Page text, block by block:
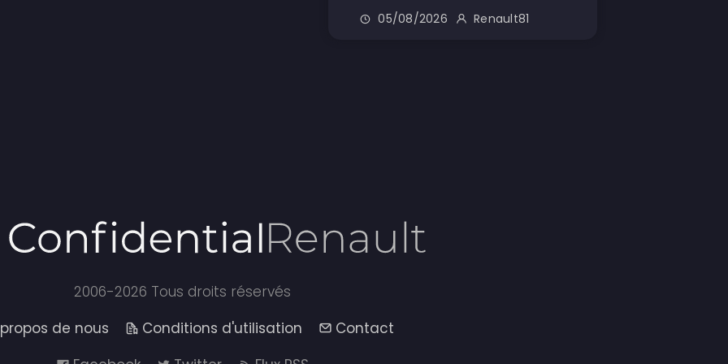
05/08/2026 Renault81
2006-2026 Tous droits réservés
de nous
Conditions d'utilisation
Contact